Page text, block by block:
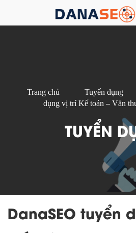
Trang chủ Tuyển dụng
dụng vị trí Kế toán – Văn
TUYỂN
DanaSEO tuyển